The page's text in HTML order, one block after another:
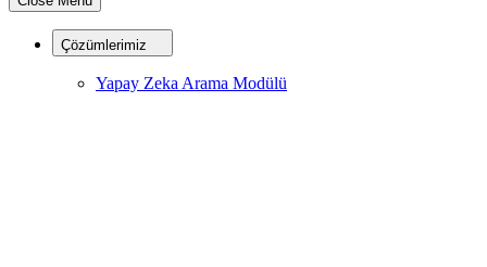
Çözümlerimiz
Yapay Zeka Arama Modülü